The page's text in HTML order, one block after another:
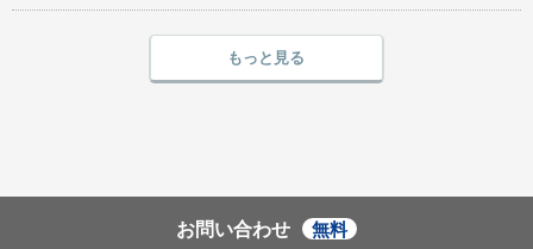
もっと見る
お問い合わせ
無料